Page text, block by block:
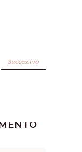
Successivo